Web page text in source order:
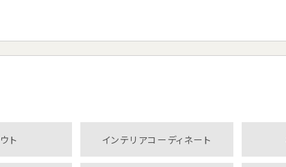
ト インテリアコーディネート